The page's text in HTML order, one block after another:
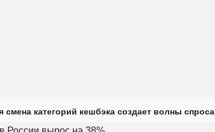
категорий кешбэка создает волны спроса